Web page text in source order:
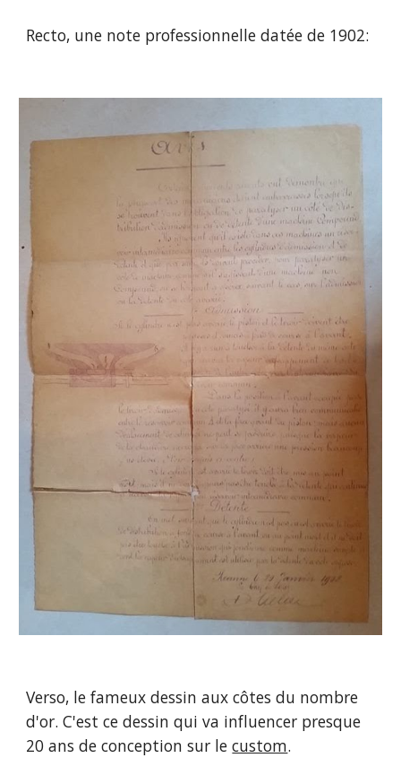
Recto, une note professionnelle datée de 1902:
Verso, le fameux dessin aux côtes du nombre
d'or. C'est ce dessin qui va influencer presque
20 ans de conception sur lecustom.